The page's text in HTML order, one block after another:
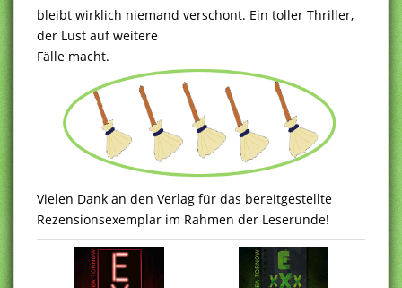
bleibt wirklich niemand verschont. Ein toller Thriller,
der Lust auf weitere
Fälle macht.
Vielen Dank an den Verlag für das bereitgestellte
Rezensionsexemplar im Rahmen der Leserunde!